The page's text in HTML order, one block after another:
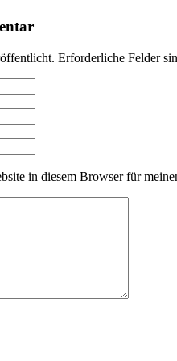
Erforderliche Felder
in diesem Browser für